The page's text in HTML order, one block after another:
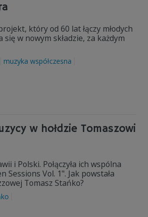
który od 60 lat łączy młodych
w nowym składzie, za każdym
muzyka współczesna
w hołdzie Tomaszowi
i Polski. Połączyła ich wspólna
Vol. 1". Jak powstała
Tomasz Stańko?